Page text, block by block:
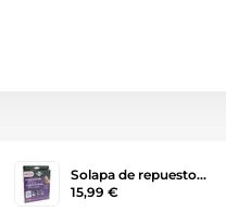
Solapa de repuesto…
15,99 €